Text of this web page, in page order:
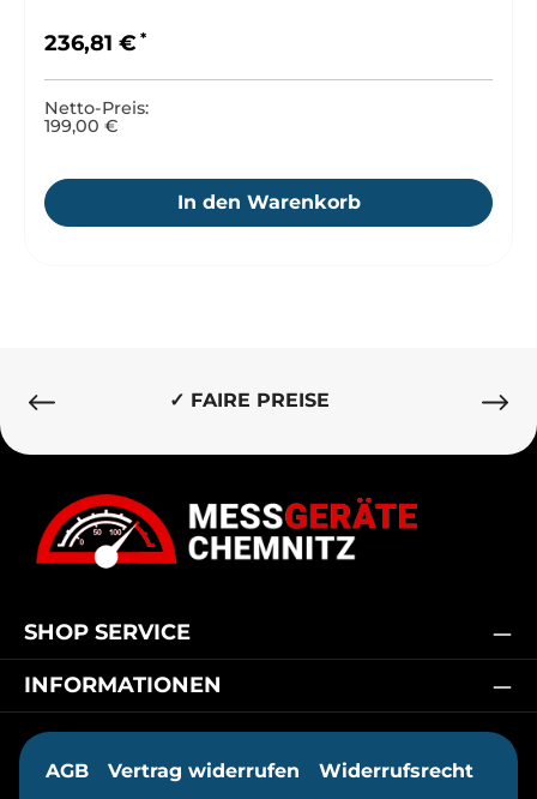
Regulärer Preis:
236,81 €
Netto-Preis:
199,00 €
In den Warenkorb
✓ BESTE QUALITÄT
SHOP SERVICE
INFORMATIONEN
AGB Vertrag widerrufen
Widerrufsrecht